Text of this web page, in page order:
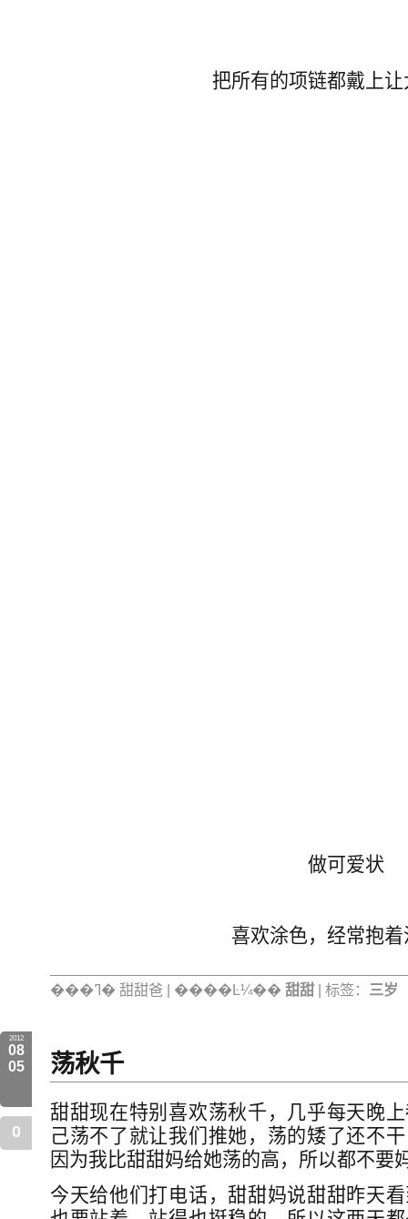
把所有的项链都戴上
做可爱状
喜欢涂色，经常抱
���ߣ� 甜甜爸 | ����Ŀ¼�� 甜甜 | 标签： 三岁
2012
08
05
0
荡秋千
甜甜现在特别喜欢荡秋千，几乎每天晚
己荡不了就让我们推她，荡的矮了还不
因为我比甜甜妈给她荡的高，所以都不要
今天给他们打电话，甜甜妈说甜甜昨天